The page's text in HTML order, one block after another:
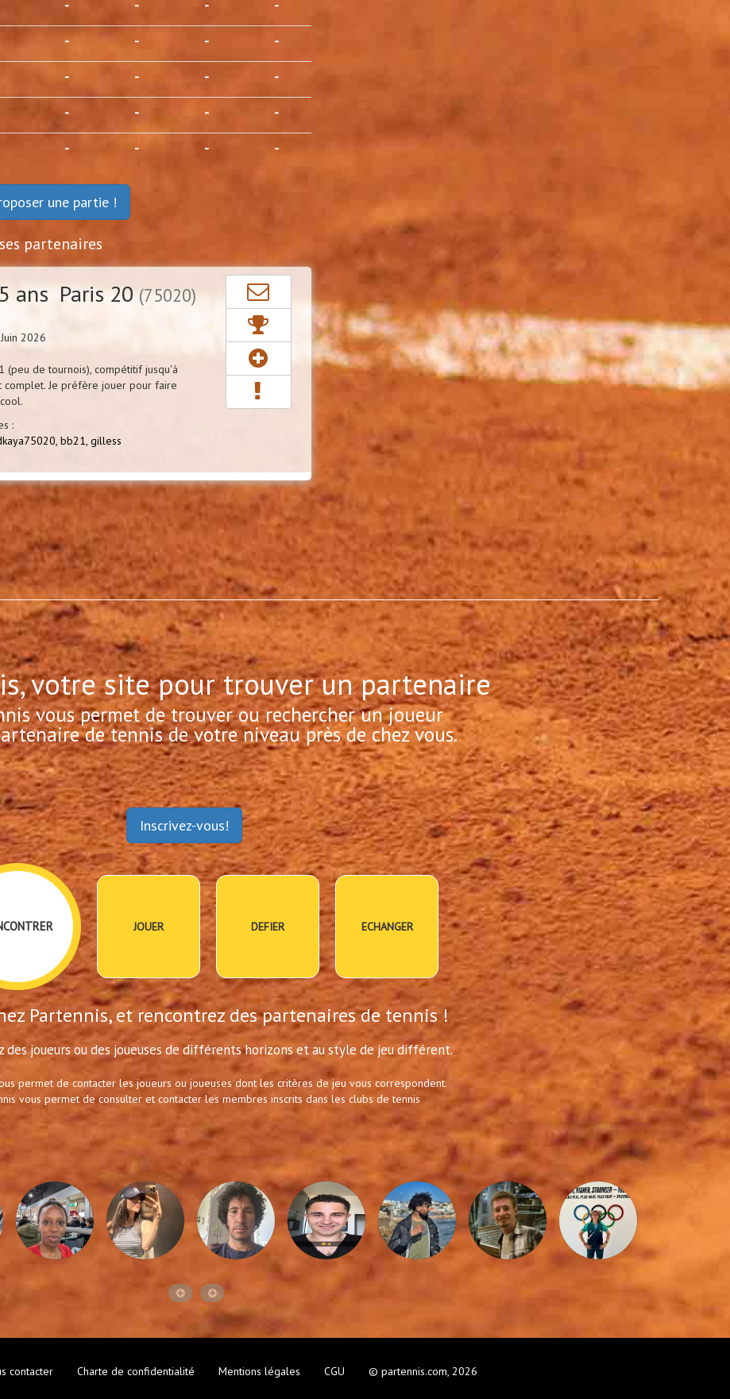
- - - -
- - - -
- - - -
- - - -
- - - -
une partie !
partenaires
ans Paris 20(75020)
2026
de tournois), compétitif jusqu'à
complet. Je préfère jouer pour faire
:
bb21,gilless
votre site pour trouver un partenaire
vous permet de trouver ou rechercher un joueur
de tennis de votre niveau près de chez vous.
Inscrivez-vous!
JOUER DEFIER ECHANGER
Partennis, et rencontrez des partenaires de tennis !
des joueurs ou des joueuses de différents horizons et au style de jeu différent.
permet de contacter les joueurs ou joueuses dont les critères de jeu vous correspondent.
vous permet de consulter et contacter les membres inscrits dans les clubs de tennis
contacter Charte de confidentialité Mentions légales CGU © partennis.com, 2026